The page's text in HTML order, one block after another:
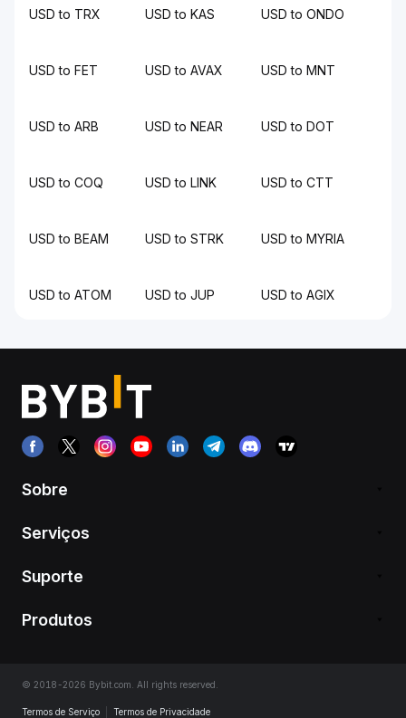
USD to TRX USD to KAS USD to ONDO
USD to FET USD to AVAX USD to MNT
USD to ARB USD to NEAR USD to DOT
USD to COQ USD to LINK USD to CTT
USD to BEAM USD to STRK USD to MYRIA
USD to ATOM USD to JUP USD to AGIX
Sobre
Serviços
Suporte
Produtos
© 2018-2026 Bybit.com. All rights reserved.
Termos de Serviço Termos de Privacidade